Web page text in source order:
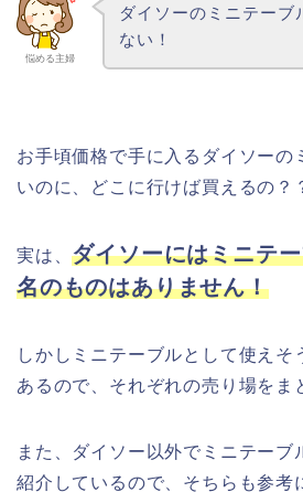
悩める主婦
ダイソーのミニテーブ
ない！
お手頃価格で手に入るダイソーの
いのに、どこに行けば買えるの？
実は、ダイソーにはミニテ
名のものはありません！
しかしミニテーブルとして使えそ
あるので、それぞれの売り場をま
また、ダイソー以外でミニテーブ
紹介しているので、そちらも参考